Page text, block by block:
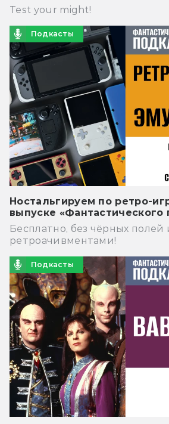
Test your might!
Подкасты
Ностальгируем по ретро-
выпуске «Фантастического
Бесплатно, без чёрных полей
ретроачивментами!
Подкасты